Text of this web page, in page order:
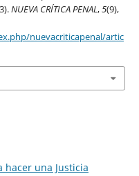
NUEVA CRÍTICA PENAL,5(9),
nuevacriticapenal/artic
hacer una Justicia